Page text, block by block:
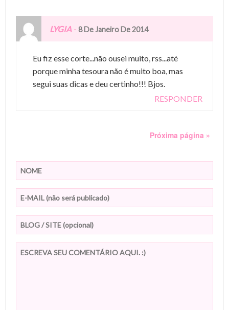
LYGIA - 8 De Janeiro De 2014
Eu fiz esse corte...não ousei muito, rss...até
porque minha tesoura não é muito boa, mas
segui suas dicas e deu certinho!!! Bjos.
RESPONDER
Próxima página »